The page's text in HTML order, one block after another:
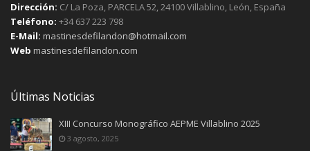
Dirección: C/ La Poza, PARCELA 52, 24100 Villablino, León, España
Teléfono: +34 637 223 798
E-Mail: mastinesdefilandon@hotmail.com
Web mastinesdefilandon.com
Últimas Noticias
XIII Concurso Monográfico AEPME Villablino 2025
3 agosto, 2025